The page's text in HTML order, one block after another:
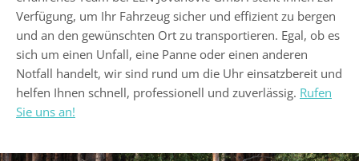
Verfügung, um Ihr Fahrzeug sicher und effizient zu bergen
und an den gewünschten Ort zu transportieren. Egal, ob es
sich um einen Unfall, eine Panne oder einen anderen
Notfall handelt, wir sind rund um die Uhr einsatzbereit und
helfen Ihnen schnell, professionell und zuverlässig. Rufen
Sie uns an!